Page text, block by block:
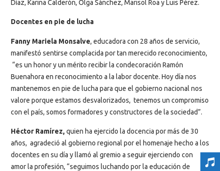
Díaz, Karina Calderón, Olga Sánchez, Marisol Roa y Luis Pérez.
Docentes en pie de lucha
Fanny Mariela Monsalve, educadora con 28 años de servicio,
manifestó sentirse complacida por tan merecido reconocimiento,
“es un honor y un mérito recibir la condecoración Ramón
Buenahora en reconocimiento a la labor docente. Hoy día nos
mantenemos en pie de lucha para que el gobierno nacional nos
valore porque estamos desvalorizados, tenemos un compromiso
con el país, somos formadores y constructores de la sociedad”.
Héctor Ramírez, quien ha ejercido la docencia por más de 30
años, agradeció al gobierno regional por el homenaje hecho a los
docentes en su día y llamó al gremio a seguir ejerciendo con
amor la profesión, “seguimos luchando por la educación de